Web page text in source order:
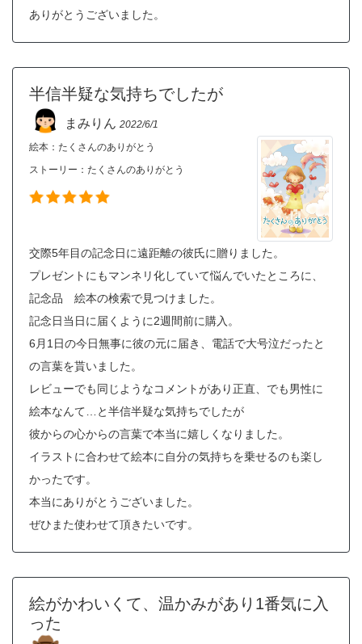
ありがとうございました。
半信半疑な気持ちでしたが
まみりん 2022/6/1
絵本：たくさんのありがとう
ストーリー： たくさんのありがとう
交際5年目の記念日に遠距離の彼氏に贈りました。
プレゼントにもマンネリ化していて悩んでいたところに、
記念品 絵本の検索で見つけました。
記念日当日に届くように2週間前に購入。
6月1日の今日無事に彼の元に届き、電話で大号泣だったと
の言葉を貰いました。
レビューでも同じようなコメントがあり正直、でも男性に
絵本なんて…と半信半疑な気持ちでしたが
彼からの心からの言葉で本当に嬉しくなりました。
イラストに合わせて絵本に自分の気持ちを乗せるのも楽し
かったです。
本当にありがとうございました。
ぜひまた使わせて頂きたいです。
絵がかわいくて、温かみがあり1番気に入
った